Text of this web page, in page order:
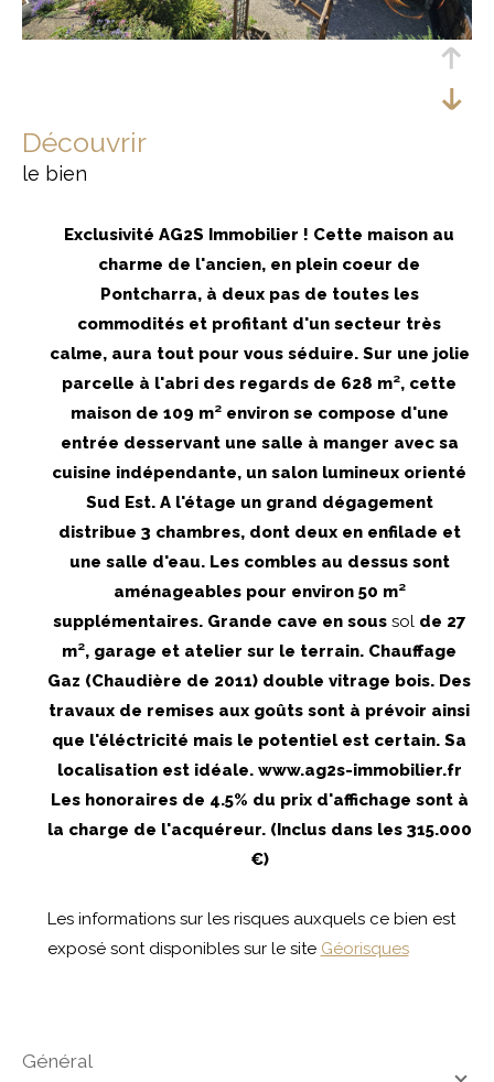
découvrir
le bien
Exclusivité AG2S Immobilier ! Cette maison au
charme de l'ancien, en plein coeur de
Pontcharra, à deux pas de toutes les
commodités et profitant d'un secteur très
calme, aura tout pour vous séduire. Sur une jolie
parcelle à l'abri des regards de 628 m², cette
maison de 109 m² environ se compose d'une
entrée desservant une salle à manger avec sa
cuisine indépendante, un salon lumineux orienté
Sud Est. A l'étage un grand dégagement
distribue 3 chambres, dont deux en enfilade et
une salle d'eau. Les combles au dessus sont
aménageables pour environ 50 m²
supplémentaires. Grande cave en soussol de 27
m², garage et atelier sur le terrain. Chauffage
Gaz (Chaudière de 2011) double vitrage bois. Des
travaux de remises aux goûts sont à prévoir ainsi
que l'éléctricité mais le potentiel est certain. Sa
localisation est idéale. www.ag2s-immobilier.fr
Les honoraires de 4.5% du prix d'affichage sont à
la charge de l'acquéreur. (Inclus dans les 315.000
€)
Les informations sur les risques auxquels ce bien est
exposé sont disponibles sur le site Géorisques
général